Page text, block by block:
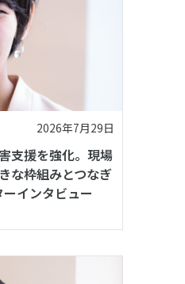
2026年7月29日
支援を強化。現場
な枠組みとつなぎ
インタビュー